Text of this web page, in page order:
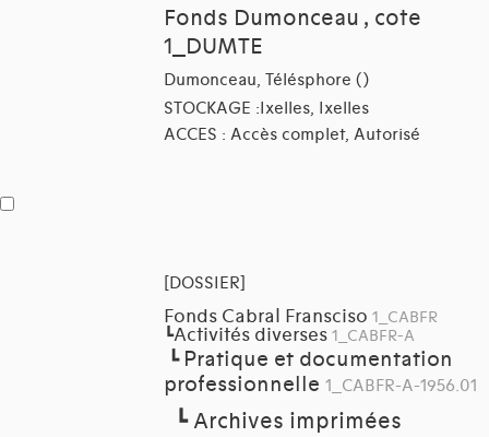
Fonds Dumonceau , cote
1_DUMTE
Dumonceau, Télésphore ()
STOCKAGE :Ixelles, Ixelles
ACCES : Accès complet, Autorisé
[DOSSIER]
Fonds Cabral Fransciso 1_CABFR
┗Activités diverses 1_CABFR-A
┗ Pratique et documentation
professionnelle 1_CABFR-A-1956.01
┗Archives imprimées